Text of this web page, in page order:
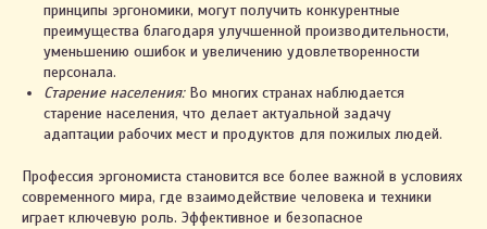
принципы эргономики, могут получить конкурентные
преимущества благодаря улучшенной производительности,
уменьшению ошибок и увеличению удовлетворенности
персонала.
Старение населения:Во многих странах наблюдается
старение населения, что делает актуальной задачу
адаптации рабочих мест и продуктов для пожилых людей.
Профессия эргономиста становится все более важной в условиях
современного мира, где взаимодействие человека и техники
играет ключевую роль. Эффективное и безопасное